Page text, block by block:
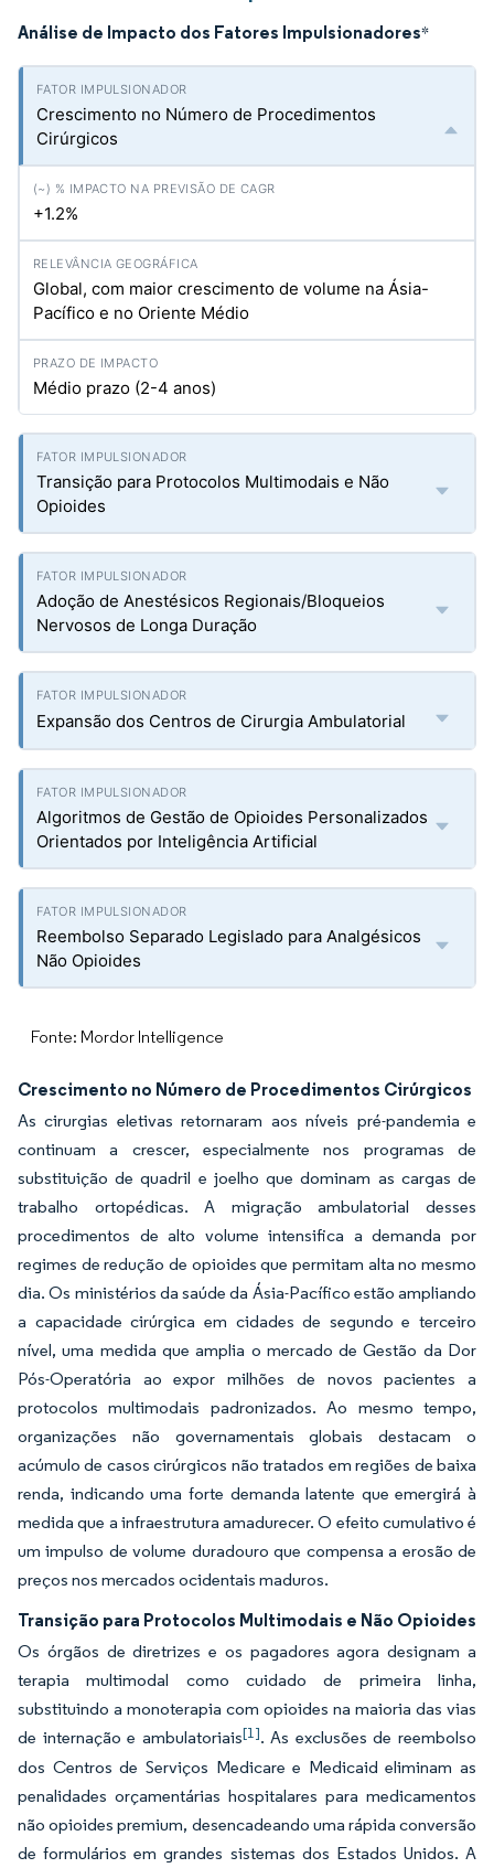
Análise de Impacto dos Fatores Impulsionadores*
Crescimento no Número de Procedimentos
Cirúrgicos
+1.2%
Global, com maior crescimento de volume na Ásia-
Pacífico e no Oriente Médio
Médio prazo (2-4 anos)
Transição para Protocolos Multimodais e Não
Opioides
Adoção de Anestésicos Regionais/Bloqueios
Nervosos de Longa Duração
Expansão dos Centros de Cirurgia Ambulatorial
Algoritmos de Gestão de Opioides Personalizados
Orientados por Inteligência Artificial
Reembolso Separado Legislado para Analgésicos
Não Opioides
Fonte: Mordor Intelligence
Crescimento no Número de Procedimentos Cirúrgicos
As cirurgias eletivas retornaram aos níveis pré-pandemia e
continuam a crescer, especialmente nos programas de
substituição de quadril e joelho que dominam as cargas de
trabalho ortopédicas. A migração ambulatorial desses
procedimentos de alto volume intensifica a demanda por
regimes de redução de opioides que permitam alta no mesmo
dia. Os ministérios da saúde da Ásia-Pacífico estão ampliando
a capacidade cirúrgica em cidades de segundo e terceiro
nível, uma medida que amplia o mercado de Gestão da Dor
Pós-Operatória ao expor milhões de novos pacientes a
protocolos multimodais padronizados. Ao mesmo tempo,
organizações não governamentais globais destacam o
acúmulo de casos cirúrgicos não tratados em regiões de baixa
renda, indicando uma forte demanda latente que emergirá à
medida que a infraestrutura amadurecer. O efeito cumulativo é
um impulso de volume duradouro que compensa a erosão de
preços nos mercados ocidentais maduros.
Transição para Protocolos Multimodais e Não Opioides
Os órgãos de diretrizes e os pagadores agora designam a
terapia multimodal como cuidado de primeira linha,
substituindo a monoterapia com opioides na maioria das vias
de internação e ambulatoriais[1]. As exclusões de reembolso
dos Centros de Serviços Medicare e Medicaid eliminam as
penalidades orçamentárias hospitalares para medicamentos
não opioides premium, desencadeando uma rápida conversão
de formulários em grandes sistemas dos Estados Unidos. A